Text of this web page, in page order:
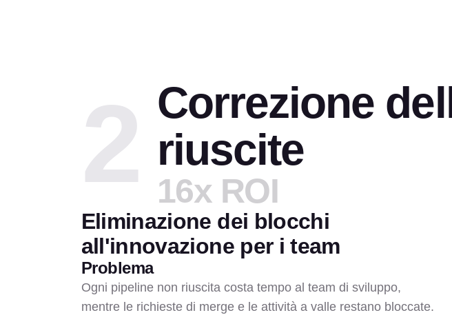
2 Correzione
riuscite
16x ROI
Eliminazione dei blocchi
all'innovazione per i team
Problema
Ogni pipeline non riuscita costa tempo al team di sviluppo,
mentre le richieste di merge e le attività a valle restano bloccate.